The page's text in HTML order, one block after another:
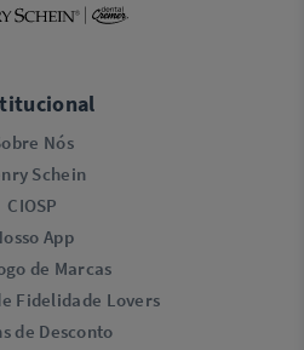
Nós
Schein
CIOSP
App
de Marcas
Fidelidade Lovers​
de Desconto